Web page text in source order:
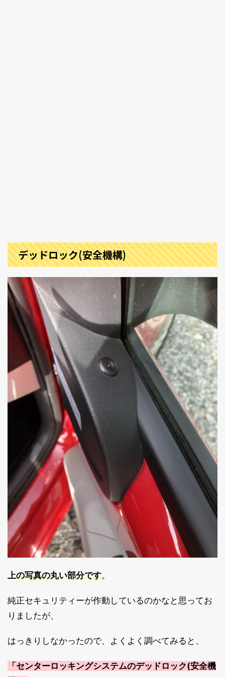
デッドロック(安全機構)
上の写真の丸い部分です。
純正セキュリティーが作動しているのかなと思ってお
りましたが、
はっきりしなかったので、よくよく調べてみると、
「センターロッキングシステムのデッドロック(安全機